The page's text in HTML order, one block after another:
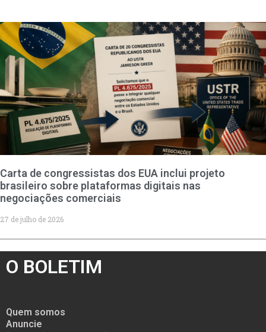
Carta de congressistas dos EUA inclui projeto
brasileiro sobre plataformas digitais nas
negociações comerciais
27 de julho de 2026
O BOLETIM
Quem somos
Anuncie